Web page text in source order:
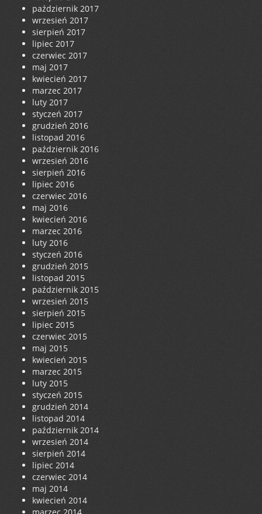
październik 2017
wrzesień 2017
sierpień 2017
lipiec 2017
czerwiec 2017
maj 2017
kwiecień 2017
marzec 2017
luty 2017
styczeń 2017
grudzień 2016
listopad 2016
październik 2016
wrzesień 2016
sierpień 2016
lipiec 2016
czerwiec 2016
maj 2016
kwiecień 2016
marzec 2016
luty 2016
styczeń 2016
grudzień 2015
listopad 2015
październik 2015
wrzesień 2015
sierpień 2015
lipiec 2015
czerwiec 2015
maj 2015
kwiecień 2015
marzec 2015
luty 2015
styczeń 2015
grudzień 2014
listopad 2014
październik 2014
wrzesień 2014
sierpień 2014
lipiec 2014
czerwiec 2014
maj 2014
kwiecień 2014